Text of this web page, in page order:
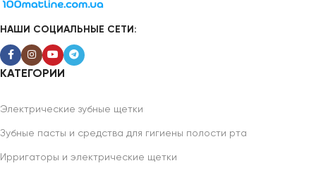
НАШИ СОЦИАЛЬНЫЕ СЕТИ:
КАТЕГОРИИ
Электрические зубные щетки
Зубные пасты и средства для гигиены полости рта
Ирригаторы и электрические щетки